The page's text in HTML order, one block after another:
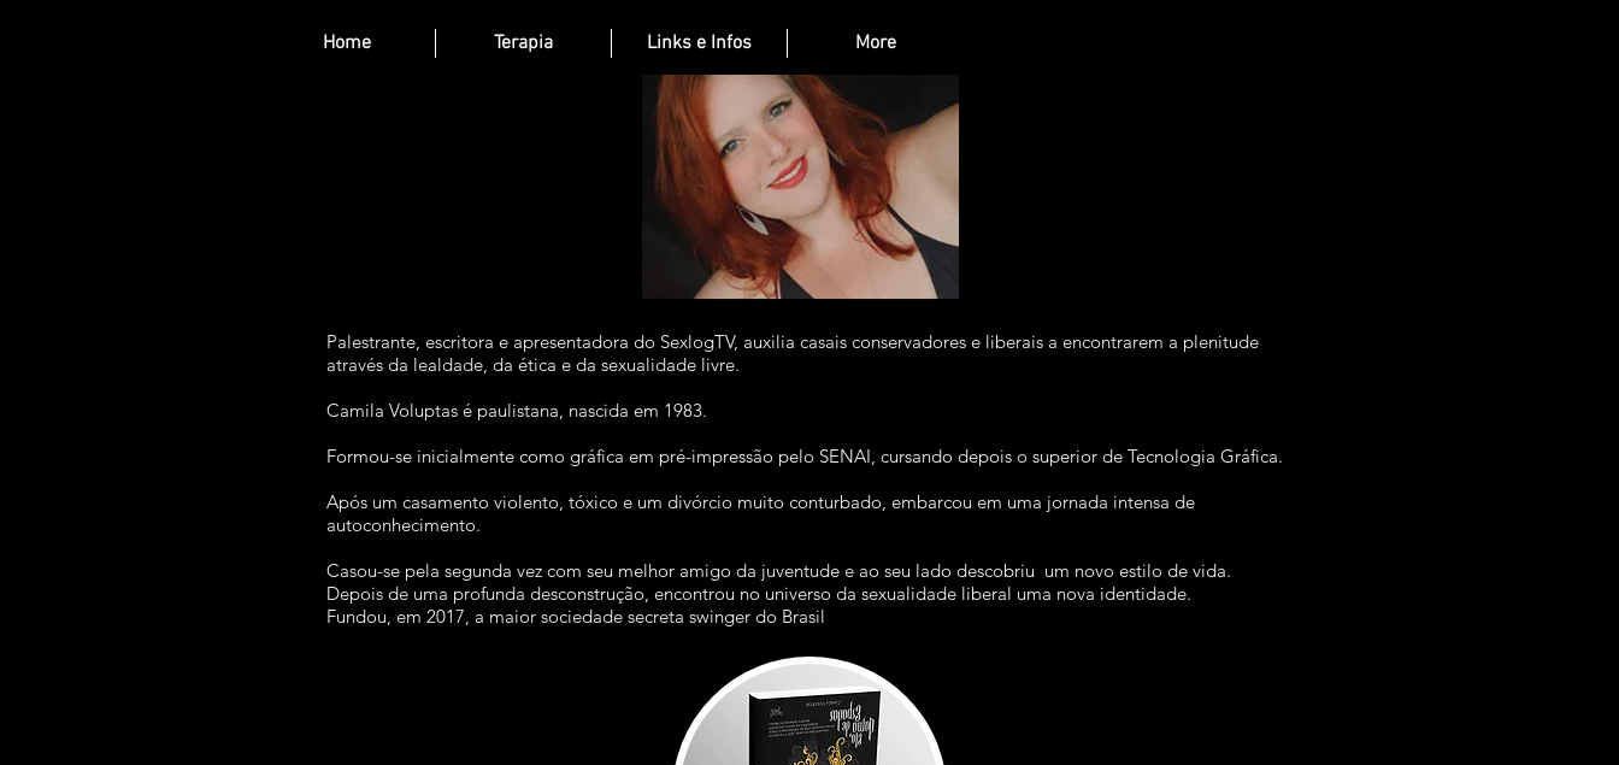
Home Terapia Links e Infos More
Palestrante, escritora e apresentadora do SexlogTV, auxilia casais conservadores e liberais a encontrarem a plenitude
através da lealdade, da ética e da sexualidade livre.
Camila Voluptas é paulistana, nascida em 1983.
Formou-se inicialmente como gráfica em pré-impressão pelo SENAI, cursando depois o superior de Tecnologia Gráfica.
Após um casamento violento, tóxico e um divórcio muito conturbado, embarcou em uma jornada intensa de
autoconhecimento.
Casou-se pela segunda vez com seu melhor amigo da juventude e ao seu lado descobriu um novo estilo de vida.
Depois de uma profunda desconstrução, encontrou no universo da sexualidade liberal uma nova identidade.
Fundou, em 2017, a maior sociedade secreta swinger do Brasil